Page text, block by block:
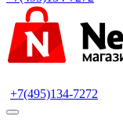
+7(495)134-7272